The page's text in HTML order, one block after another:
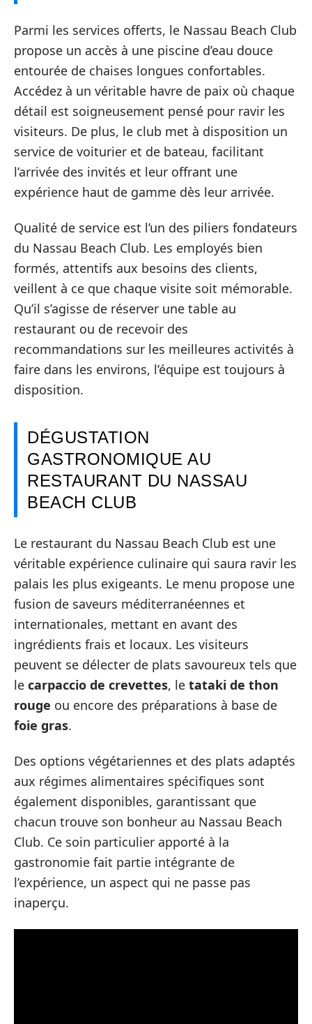
Parmi les services offerts, le Nassau Beach Club
propose un accès à une piscine d’eau douce
entourée de chaises longues confortables.
Accédez à un véritable havre de paix où chaque
détail est soigneusement pensé pour ravir les
visiteurs. De plus, le club met à disposition un
service de voiturier et de bateau, facilitant
l’arrivée des invités et leur offrant une
expérience haut de gamme dès leur arrivée.
Qualité de service est l’un des piliers fondateurs
du Nassau Beach Club. Les employés bien
formés, attentifs aux besoins des clients,
veillent à ce que chaque visite soit mémorable.
Qu’il s’agisse de réserver une table au
restaurant ou de recevoir des
recommandations sur les meilleures activités à
faire dans les environs, l’équipe est toujours à
disposition.
DÉGUSTATION
GASTRONOMIQUE AU
RESTAURANT DU NASSAU
BEACH CLUB
Le restaurant du Nassau Beach Club est une
véritable expérience culinaire qui saura ravir les
palais les plus exigeants. Le menu propose une
fusion de saveurs méditerranéennes et
internationales, mettant en avant des
ingrédients frais et locaux. Les visiteurs
peuvent se délecter de plats savoureux tels que
le carpaccio de crevettes, le tataki de thon
rouge ou encore des préparations à base de
foie gras.
Des options végétariennes et des plats adaptés
aux régimes alimentaires spécifiques sont
également disponibles, garantissant que
chacun trouve son bonheur au Nassau Beach
Club. Ce soin particulier apporté à la
gastronomie fait partie intégrante de
l’expérience, un aspect qui ne passe pas
inaperçu.